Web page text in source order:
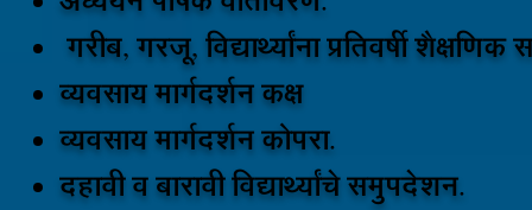
गरीब, गरजू, विद्यार्थ्यांना प्रतिवर्षी
व्यवसाय मार्गदर्शन कक्ष
व्यवसाय मार्गदर्शन कोपरा.
दहावी व बारावी विद्यार्थ्यांचे समुपदेशन.